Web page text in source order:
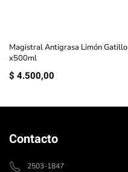
Magistral Antigrasa Limón Gatillo
x500ml
$ 4.500,00
Contacto
2503-1847